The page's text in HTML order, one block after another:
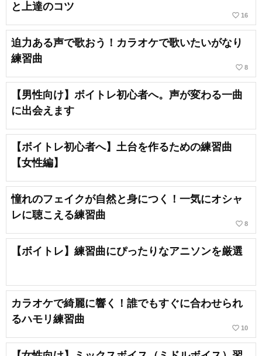
と上達のコツ
favorite_border 16
迫力ある声で歌おう！カラオケで歌いたいがなり
練習曲
favorite_border 8
【男性向け】ボイトレ初心者へ。声が変わる一曲
に出会えます
【ボイトレ初心者へ】土台を作るための練習曲
【女性編】
憧れのフェイクが自然と身につく！一気にオシャ
レに聴こえる練習曲
favorite_border 8
【ボイトレ】練習曲にぴったりなアニソンを厳選
カラオケで綺麗に響く！誰でもすぐに合わせられ
るハモリ練習曲
favorite_border 10